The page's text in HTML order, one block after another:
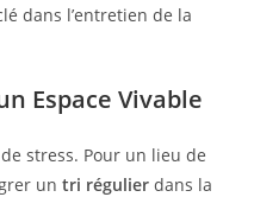
dans l’entretien de la
Espace Vivable
stress. Pour un lieu de
untri régulier dans la